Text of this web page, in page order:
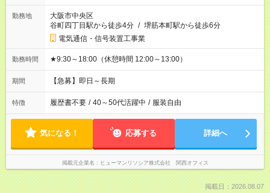
勤務地
大阪市中央区
谷町四丁目駅から徒歩4分 / 堺筋本町駅から徒歩6分
電気通信・信号装置工事業
勤務時間 ★9:30～18:00（休憩時間 12:00～13:00）
期間 【急募】即日～長期
特徴 履歴書不要 / 40～50代活躍中 / 服装自由
気になる！ 応募する 詳細へ
掲載元企業名 ヒューマンリソシア株式会社 関西オフィス
掲載日：2026.08.07